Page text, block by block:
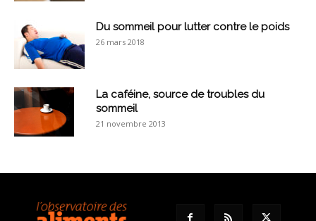
Du sommeil pour lutter contre le poids
26 mars 2018
La caféine, source de troubles du
sommeil
21 novembre 2013